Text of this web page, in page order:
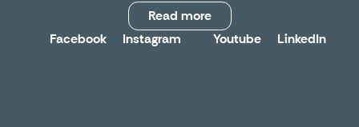
Read more
Facebook
Instagram Youtube LinkedIn